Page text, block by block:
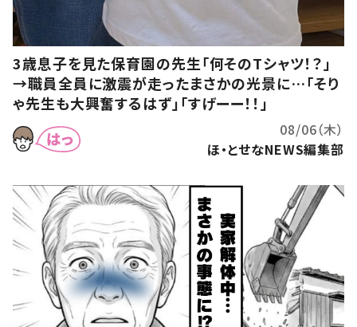
3歳息子を見た保育園の先生「何そのTシャツ！？」
→職員全員に激震が走ったまさかの光景に…「そり
ゃ先生も大興奮するはず」「すげーー！！」
08/06（木）
ほ・とせなNEWS編集部